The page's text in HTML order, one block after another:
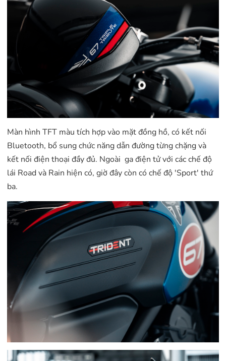
Màn hình TFT màu tích hợp vào mặt đồng hồ, có kết nối
Bluetooth, bổ sung chức năng dẫn đường từng chặng và
kết nối điện thoại đầy đủ. Ngoài ga điện tử với các chế độ
lái Road và Rain hiện có, giờ đây còn có chế độ 'Sport' thứ
ba.